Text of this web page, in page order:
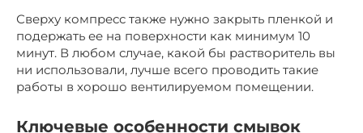
Сверху компресс также нужно закрыть пленкой и
подержать ее на поверхности как минимум 10
минут. В любом случае, какой бы растворитель вы
ни использовали, лучше всего проводить такие
работы в хорошо вентилируемом помещении.
Ключевые особенности смывок